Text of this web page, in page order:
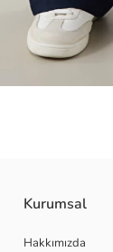
Kurumsal
Hakkımızda